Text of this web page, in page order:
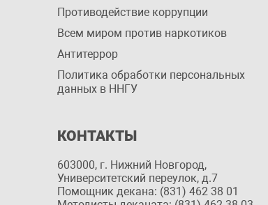
Противодействие коррупции
Всем миром против наркотиков
Антитеррор
Политика обработки персональных
данных в ННГУ
КОНТАКТЫ
603000, г. Нижний Новгород,
Университетский переулок, д.7
Помощник декана: (831) 462 38 01